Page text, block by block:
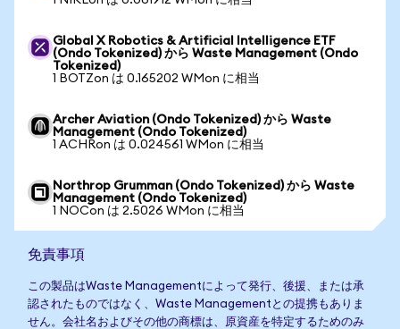
Global X Robotics & Artificial Intelligence ETF
(Ondo Tokenized) から Waste Management (Ondo
Tokenized)
1 BOTZon は 0.165202 WMon に相当
Archer Aviation (Ondo Tokenized) から Waste
Management (Ondo Tokenized)
1 ACHRon は 0.024561 WMon に相当
Northrop Grumman (Ondo Tokenized) から Waste
Management (Ondo Tokenized)
1 NOCon は 2.5026 WMon に相当
免責事項
この製品はWaste Managementによって発行、後援、または承
認されたものではなく、Waste Managementとの提携もありま
せん。会社名およびその他の商標は、原資産を特定するためのみ